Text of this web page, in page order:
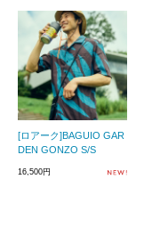
[ロアーク]BAGUIO GAR
DEN GONZO S/S
16,500円